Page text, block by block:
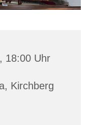
18:00 Uhr
Kirchberg